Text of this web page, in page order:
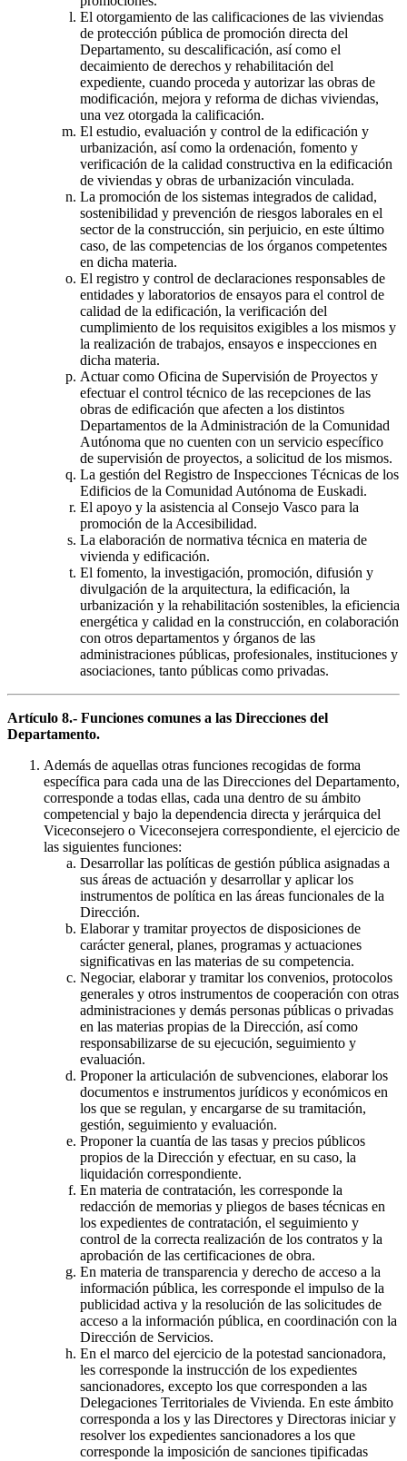
El otorgamiento de las calificaciones de las viviendas
de protección pública de promoción directa del
Departamento, su descalificación, así como el
decaimiento de derechos y rehabilitación del
expediente, cuando proceda y autorizar las obras de
modificación, mejora y reforma de dichas viviendas,
una vez otorgada la calificación.
El estudio, evaluación y control de la edificación y
urbanización, así como la ordenación, fomento y
verificación de la calidad constructiva en la edificación
de viviendas y obras de urbanización vinculada.
La promoción de los sistemas integrados de calidad,
sostenibilidad y prevención de riesgos laborales en el
sector de la construcción, sin perjuicio, en este último
caso, de las competencias de los órganos competentes
en dicha materia.
El registro y control de declaraciones responsables de
entidades y laboratorios de ensayos para el control de
calidad de la edificación, la verificación del
cumplimiento de los requisitos exigibles a los mismos y
la realización de trabajos, ensayos e inspecciones en
dicha materia.
Actuar como Oficina de Supervisión de Proyectos y
efectuar el control técnico de las recepciones de las
obras de edificación que afecten a los distintos
Departamentos de la Administración de la Comunidad
Autónoma que no cuenten con un servicio específico
de supervisión de proyectos, a solicitud de los mismos.
La gestión del Registro de Inspecciones Técnicas de los
Edificios de la Comunidad Autónoma de Euskadi.
El apoyo y la asistencia al Consejo Vasco para la
promoción de la Accesibilidad.
La elaboración de normativa técnica en materia de
vivienda y edificación.
El fomento, la investigación, promoción, difusión y
divulgación de la arquitectura, la edificación, la
urbanización y la rehabilitación sostenibles, la eficiencia
energética y calidad en la construcción, en colaboración
con otros departamentos y órganos de las
administraciones públicas, profesionales, instituciones y
asociaciones, tanto públicas como privadas.
Artículo 8.- Funciones comunes a las Direcciones del
Departamento.
Además de aquellas otras funciones recogidas de forma
específica para cada una de las Direcciones del Departamento,
corresponde a todas ellas, cada una dentro de su ámbito
competencial y bajo la dependencia directa y jerárquica del
Viceconsejero o Viceconsejera correspondiente, el ejercicio de
las siguientes funciones:
Desarrollar las políticas de gestión pública asignadas a
sus áreas de actuación y desarrollar y aplicar los
instrumentos de política en las áreas funcionales de la
Dirección.
Elaborar y tramitar proyectos de disposiciones de
carácter general, planes, programas y actuaciones
significativas en las materias de su competencia.
Negociar, elaborar y tramitar los convenios, protocolos
generales y otros instrumentos de cooperación con otras
administraciones y demás personas públicas o privadas
en las materias propias de la Dirección, así como
responsabilizarse de su ejecución, seguimiento y
evaluación.
Proponer la articulación de subvenciones, elaborar los
documentos e instrumentos jurídicos y económicos en
los que se regulan, y encargarse de su tramitación,
gestión, seguimiento y evaluación.
Proponer la cuantía de las tasas y precios públicos
propios de la Dirección y efectuar, en su caso, la
liquidación correspondiente.
En materia de contratación, les corresponde la
redacción de memorias y pliegos de bases técnicas en
los expedientes de contratación, el seguimiento y
control de la correcta realización de los contratos y la
aprobación de las certificaciones de obra.
En materia de transparencia y derecho de acceso a la
información pública, les corresponde el impulso de la
publicidad activa y la resolución de las solicitudes de
acceso a la información pública, en coordinación con la
Dirección de Servicios.
En el marco del ejercicio de la potestad sancionadora,
les corresponde la instrucción de los expedientes
sancionadores, excepto los que corresponden a las
Delegaciones Territoriales de Vivienda. En este ámbito
corresponda a los y las Directores y Directoras iniciar y
resolver los expedientes sancionadores a los que
corresponde la imposición de sanciones tipificadas